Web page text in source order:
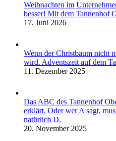
Weihnachten im
besser! Mit dem Tannenhof
17. Juni 2026
Wenn der Christbaum nicht
wird. Adventszeit auf dem
11. Dezember 2025
Das ABC des Tannenhof
erklärt. Oder wer A sagt,
natürlich D.
20. November 2025